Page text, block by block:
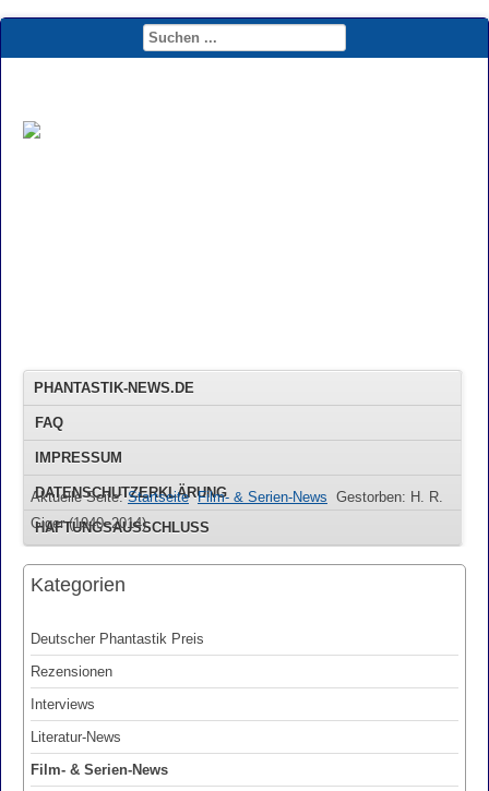
PHANTASTIK-NEWS.DE
FAQ
IMPRESSUM
DATENSCHUTZERKLÄRUNG
HAFTUNGSAUSSCHLUSS
Aktuelle Seite:Startseite Film- & Serien-News Gestorben: H. R.
Giger (1940–2014)
Kategorien
Deutscher Phantastik Preis
Rezensionen
Interviews
Literatur-News
Film- & Serien-News